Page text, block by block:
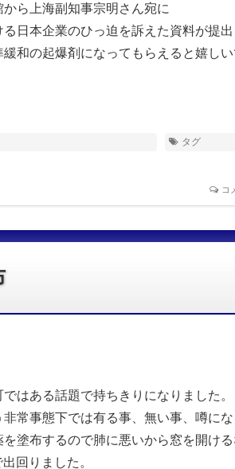
ら上海副知事宗明さん宛に
日本企業のひっ迫を訴えた資料が提出
和の起爆剤になってもらえると嬉しい
タグ
コ
はある話題で持ちきりになりました。
非常事態下では有る事、無い事、噂に
塗布するので肺に悪いから窓を開け
回りました。